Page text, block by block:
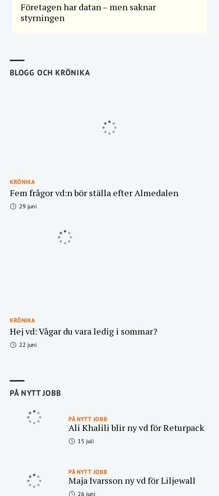
Företagen har datan – men saknar
styrningen
BLOGG OCH KRÖNIKA
KRÖNIKA
Fem frågor vd:n bör ställa efter Almedalen
29 juni
KRÖNIKA
Hej vd: Vågar du vara ledig i sommar?
22 juni
PÅ NYTT JOBB
PÅ NYTT JOBB
Ali Khalili blir ny vd för Returpack
15 juli
PÅ NYTT JOBB
Maja Ivarsson ny vd för Liljewall
26 juni